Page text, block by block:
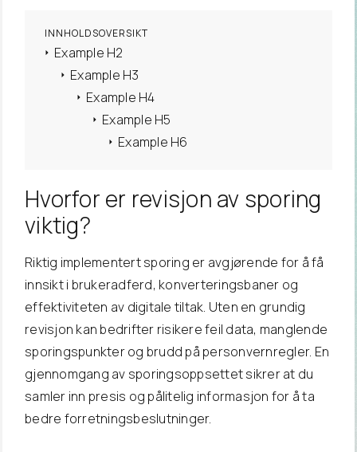
INNHOLDSOVERSIKT
Example H2
Example H3
Example H4
Example H5
Example H6
Hvorfor er revisjon av sporing
viktig?
Riktig implementert sporing er avgjørende for å få
innsikt i brukeradferd, konverteringsbaner og
effektiviteten av digitale tiltak. Uten en grundig
revisjon kan bedrifter risikere feil data, manglende
sporingspunkter og brudd på personvernregler. En
gjennomgang av sporingsoppsettet sikrer at du
samler inn presis og pålitelig informasjon for å ta
bedre forretningsbeslutninger.